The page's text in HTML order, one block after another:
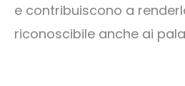
e contribuiscono a
riconoscibile anche ai